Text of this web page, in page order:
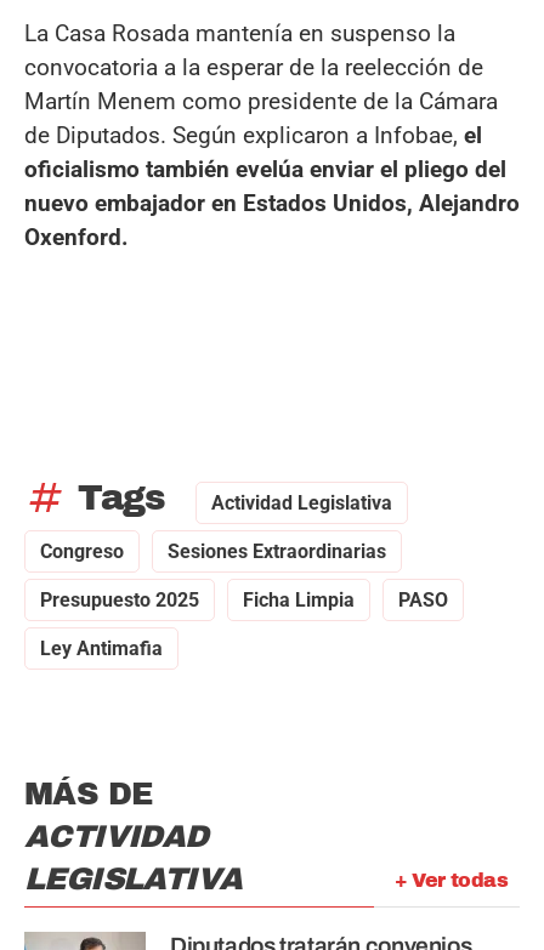
La Casa Rosada mantenía en suspenso la
convocatoria a la esperar de la reelección de
Martín Menem como presidente de la Cámara
de Diputados. Según explicaron a Infobae, el
oficialismo también evelúa enviar el pliego del
nuevo embajador en Estados Unidos, Alejandro
Oxenford.
tag Tags Actividad Legislativa
Congreso Sesiones Extraordinarias
Presupuesto 2025 Ficha Limpia PASO
Ley Antimafia
+ Ver todas
MÁS DE
ACTIVIDAD
LEGISLATIVA